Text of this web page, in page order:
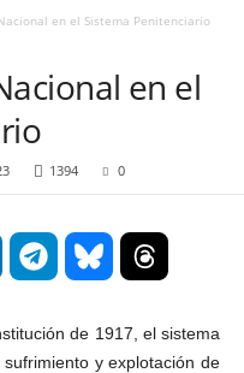
en el Sistema Penitenciario
en el
1394 0
de 1917, el sistema
y explotación de